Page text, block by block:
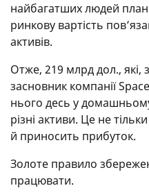
найбагатших людей
ринкову вартість
активів.
Отже, 219 млрд дол., які,
засновник компанії
нього десь у
різні активи. Це не
й приносить прибуток.
Золоте правило
працювати.